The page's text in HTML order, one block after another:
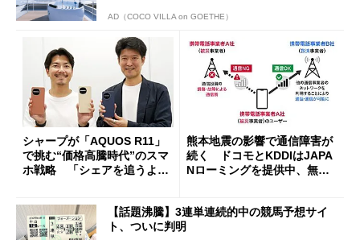
AD（COCO VILLA on GOETHE）
シャープが「AQUOS R11」
で挑む“価格高騰時代”のスマ
ホ戦略 「シェアを追うより
熊本地震の影響で通信障害が
続く ドコモとKDDIはJAPA
Nローミングを提供中、無料
【話題沸騰】3連単連続的中の競馬予想サイ
ト、ついに判明